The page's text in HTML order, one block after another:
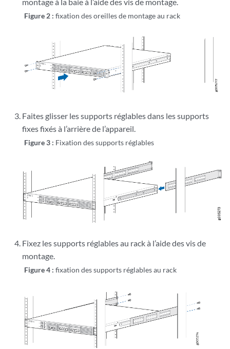
Figure 2 :fixation des oreilles de montage au rack
Faites glisser les supports réglables dans les supports
fixes fixés à l’arrière de l’appareil.
Figure 3 : Fixation des supports réglables
Fixez les supports réglables au rack à l’aide des vis de
montage.
Figure 4 :fixation des supports réglables au rack